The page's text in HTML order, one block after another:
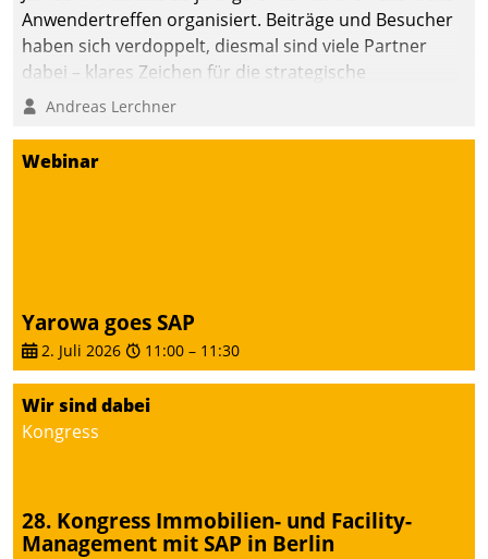
Anwendertreffen organisiert. Beiträge und Besucher
haben sich verdoppelt, diesmal sind viele Partner
dabei – klares Zeichen für die strategische
Fokussierung auf den Kunden.
Andreas Lerchner
Webinar
Yarowa goes SAP
2. Juli 2026 11:00 – 11:30
Wir sind dabei
Kongress
28. Kongress Immobilien- und Facility-
Management mit SAP in Berlin